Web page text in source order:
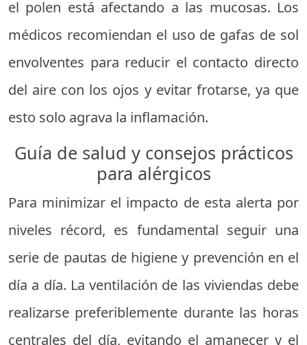
el polen está afectando a las mucosas. Los
médicos recomiendan el uso de gafas de sol
envolventes para reducir el contacto directo
del aire con los ojos y evitar frotarse, ya que
esto solo agrava la inflamación.
Guía de salud y consejos prácticos
para alérgicos
Para minimizar el impacto de esta alerta por
niveles récord, es fundamental seguir una
serie de pautas de higiene y prevención en el
día a día. La ventilación de las viviendas debe
realizarse preferiblemente durante las horas
centrales del día, evitando el amanecer y el